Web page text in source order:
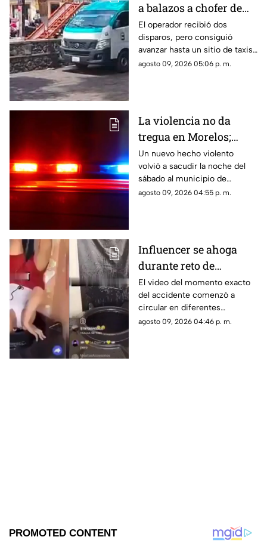
a balazos a chofer de
Ruta 13 en Oaxtepec
El operador recibió dos
disparos, pero consiguió
avanzar hasta un sitio de taxis
donde solicitó ayuda.
agosto 09, 2026 05:06 p. m.
La violencia no da
tregua en Morelos;
ejecutan a un hombre
en Jiutepec
Un nuevo hecho violento
volvió a sacudir la noche del
sábado al municipio de
Jiutepec.
agosto 09, 2026 04:55 p. m.
Influencer se ahoga
durante reto de
transmisión en vivo;
esto se sabe del caso
(+VIDEO)
El video del momento exacto
del accidente comenzó a
circular en diferentes
plataformas digitales.
agosto 09, 2026 04:46 p. m.